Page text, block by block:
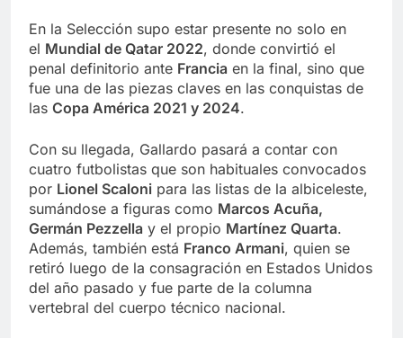
En la Selección supo estar presente no solo en
el Mundial de Qatar 2022, donde convirtió el
penal definitorio ante Francia en la final, sino que
fue una de las piezas claves en las conquistas de
las Copa América 2021 y 2024.
Con su llegada, Gallardo pasará a contar con
cuatro futbolistas que son habituales convocados
por Lionel Scaloni para las listas de la albiceleste,
sumándose a figuras como Marcos Acuña,
Germán Pezzella y el propio Martínez Quarta.
Además, también está Franco Armani, quien se
retiró luego de la consagración en Estados Unidos
del año pasado y fue parte de la columna
vertebral del cuerpo técnico nacional.